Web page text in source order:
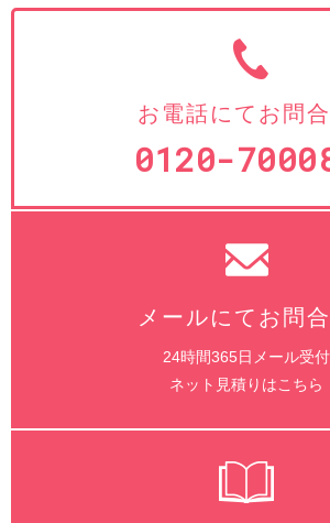
お電話にてお問
0120-
メールにてお問
24時間365日メール受付
ネット見積りはこちら